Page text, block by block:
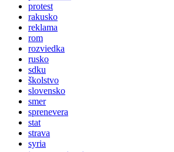
protest
rakusko
reklama
rom
rozviedka
rusko
sdku
školstvo
slovensko
smer
sprenevera
stat
strava
syria